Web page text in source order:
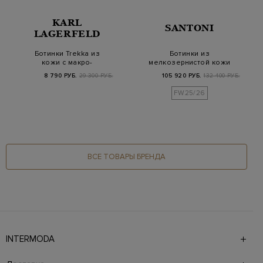
KARL
LAGERFELD
Ботинки Trekka из
кожи с макро-
логотипом и
заклепками
8 790 РУБ. 29 300 РУБ.
SANTONI
Ботинки из
мелкозернистой кожи
с мехом ягненка
105 920 РУБ. 132 400 РУБ.
FW25/26
ВСЕ ТОВАРЫ БРЕНДА
INTERMODA